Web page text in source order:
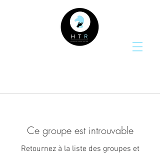
Ce groupe est introuvable
Retournez à la liste des groupes et